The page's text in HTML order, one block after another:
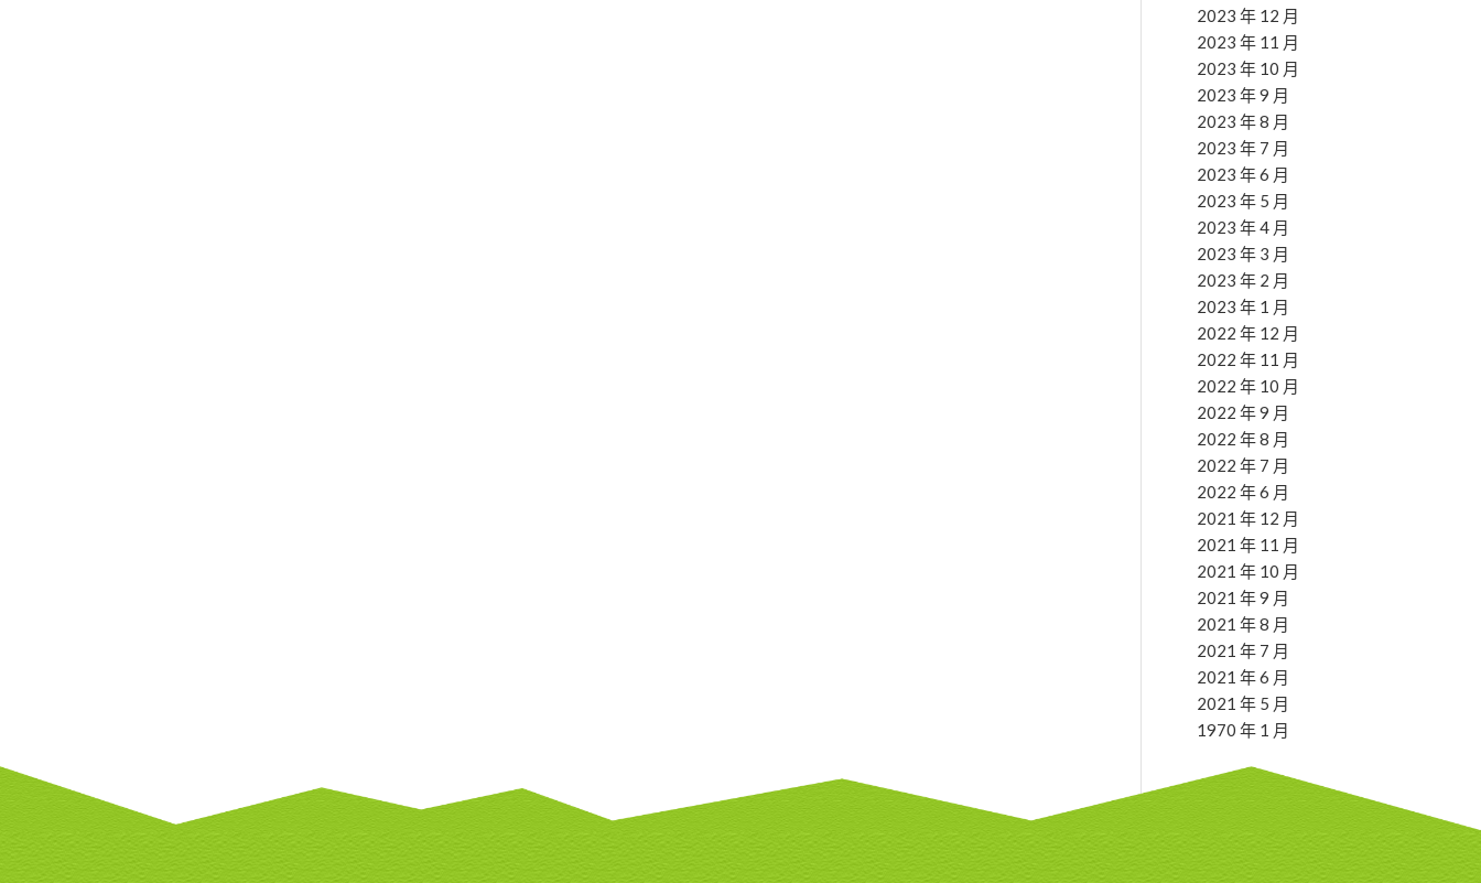
2023 年 12 月
2023 年 11 月
2023 年 10 月
2023 年 9 月
2023 年 8 月
2023 年 7 月
2023 年 6 月
2023 年 5 月
2023 年 4 月
2023 年 3 月
2023 年 2 月
2023 年 1 月
2022 年 12 月
2022 年 11 月
2022 年 10 月
2022 年 9 月
2022 年 8 月
2022 年 7 月
2022 年 6 月
2021 年 12 月
2021 年 11 月
2021 年 10 月
2021 年 9 月
2021 年 8 月
2021 年 7 月
2021 年 6 月
2021 年 5 月
1970 年 1 月